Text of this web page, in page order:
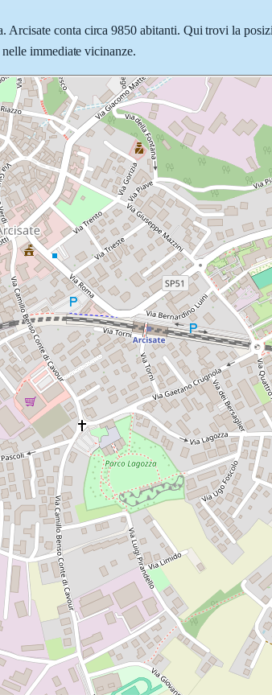
conta circa 9850 abitanti. Qui trovi la
immediate vicinanze.